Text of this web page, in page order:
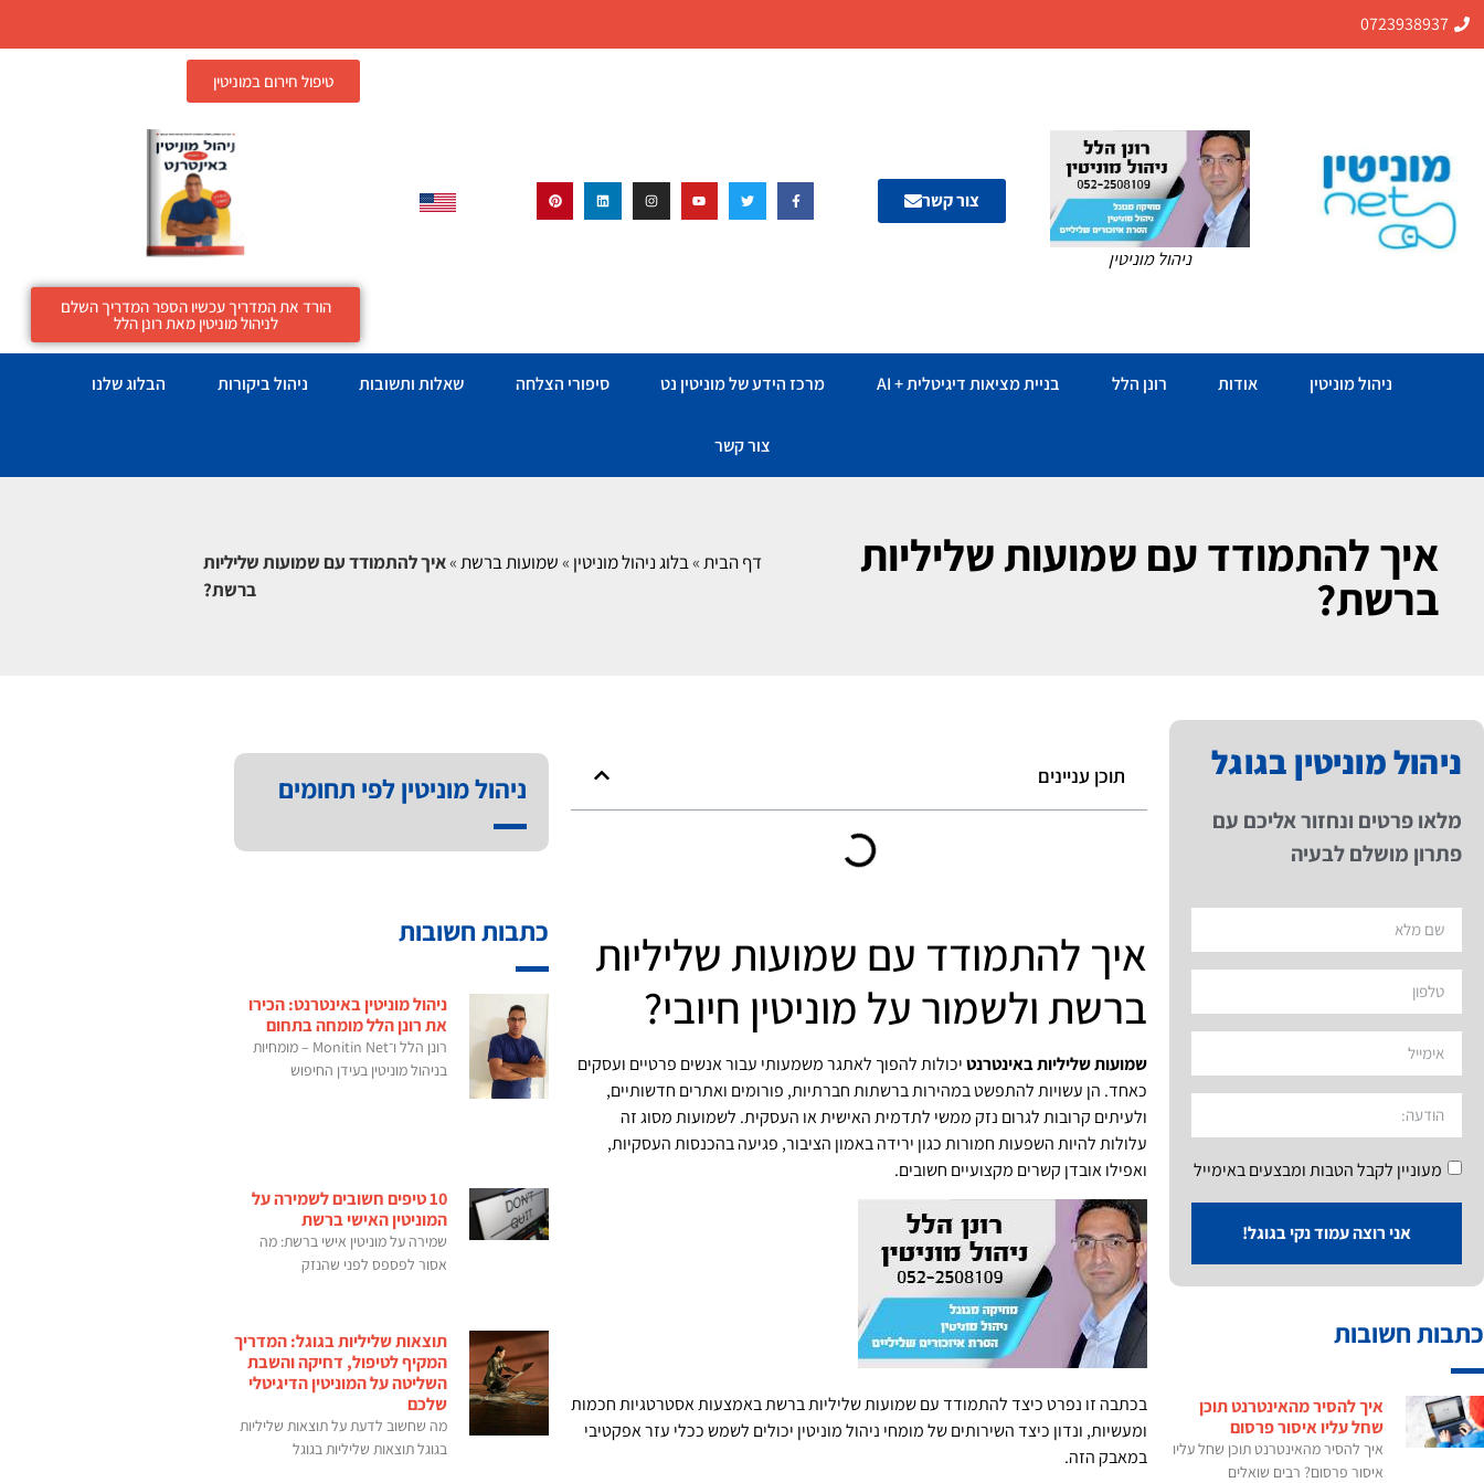
0723938937
ניהול מוניטין
צור קשר
טיפול חירום במוניטין
הורד את המדריך עכשיו הספר המדריך השלם
לניהול מוניטין מאת רונן הלל
ניהול מוניטין אודות רונן הלל בניית מציאות דיגיטלית + AI מרכז הידע של מוניטין נט סיפורי הצלחה שאלות ותשובות ניהול ביקורות הבלוג שלנו
צור קשר
איך להתמודד עם שמועות שליליות
ברשת?
דף הבית»בלוג ניהול מוניטין »שמועות ברשת»איך להתמודד עם שמועות שליליות
ברשת?
ניהול מוניטין בגוגל
מלאו פרטים ונחזור אליכם עם
פתרון מושלם לבעיה
מעוניין לקבל הטבות ומבצעים באימייל
אני רוצה עמוד נקי בגוגל!
כתבות חשובות
איך להסיר מהאינטרנט תוכן
שחל עליו איסור פרסום
איך להסיר מהאינטרנט תוכן שחל עליו
איסור פרסום? רבים שואלים
תוכן עניינים
איך להתמודד עם שמועות שליליות
ברשת ולשמור על מוניטין חיובי?
שמועות שליליות באינטרנטיכולות להפוך לאתגר משמעותי עבור אנשים פרטיים ועסקים
כאחד. הן עשויות להתפשט במהירות ברשתות חברתיות, פורומים ואתרים חדשותיים,
ולעיתים קרובות לגרום נזק ממשי לתדמית האישית או העסקית. לשמועות מסוג זה
עלולות להיות השפעות חמורות כגון ירידה באמון הציבור, פגיעה בהכנסות העסקיות,
ואפילו אובדן קשרים מקצועיים חשובים.
בכתבה זו נפרט כיצד להתמודד עם שמועות שליליות ברשת באמצעות אסטרטגיות חכמות
ומעשיות, ונדון כיצד השירותים של מומחי ניהול מוניטין יכולים לשמש ככלי עזר אפקטיבי
במאבק הזה.
ניהול מוניטין לפי תחומים
כתבות חשובות
ניהול מוניטין באינטרנט: הכירו
את רונן הלל מומחה בתחום
רונן הלל ו־Monitin Net – מומחיות
בניהול מוניטין בעידן החיפוש
10 טיפים חשובים לשמירה על
המוניטין האישי ברשת
שמירה על מוניטין אישי ברשת: מה
אסור לפספס לפני שהנזק
תוצאות שליליות בגוגל: המדריך
המקיף לטיפול, דחיקה והשבת
השליטה על המוניטין הדיגיטלי
שלכם
מה שחשוב לדעת על תוצאות שליליות
בגוגל תוצאות שליליות בגוגל